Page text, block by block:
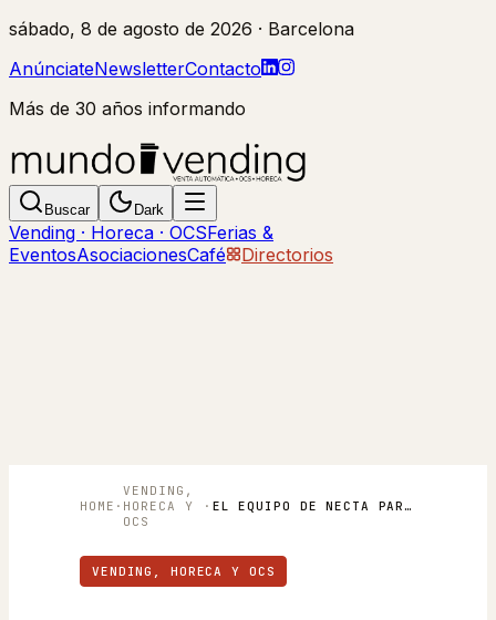
sábado, 8 de agosto de 2026 · Barcelona
AnúnciateNewsletterContacto
Más de 30 años informando
Buscar Dark
Vending · Horeca · OCSFerias &
EventosAsociacionesCafé Directorios
HOME ·
VENDING,
HORECA Y
OCS
· EL EQUIPO DE NECTA PARTICIPA EN UN ESCAPE ROOM PARA FOMENTAR EL TEAM BUILDING
VENDING, HORECA Y OCS